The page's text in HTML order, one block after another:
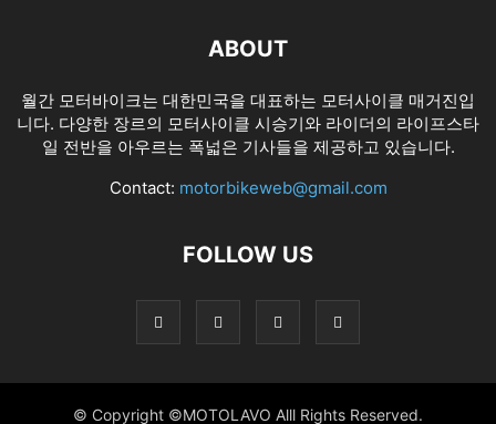
ABOUT
월간 모터바이크는 대한민국을 대표하는 모터사이클 매거진입
니다. 다양한 장르의 모터사이클 시승기와 라이더의 라이프스타
일 전반을 아우르는 폭넓은 기사들을 제공하고 있습니다.
Contact: motorbikeweb@gmail.com
FOLLOW US
© Copyright ©MOTOLAVO Alll Rights Reserved.